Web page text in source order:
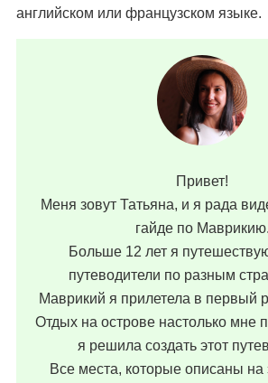
английском или французском языке.
Привет!
Меня зовут Татьяна, и я рада
гайде по Маврикию.
Больше 12 лет я
путеводители по разным
Маврикий я прилетела в первый
Отдых на острове настолько мне
я решила создать этот
Все места, которые описаны на